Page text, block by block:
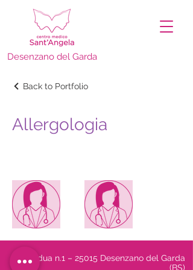
Desenzano del Garda
Back to Portfolio
Allergologia
Via Adua n.1 – 25015 Desenzano del Garda
(BS)